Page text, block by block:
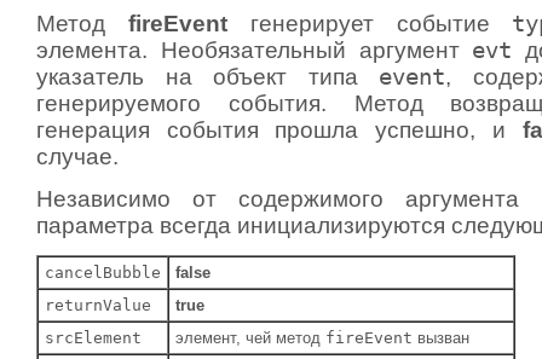
Метод fireEventгенерирует событие
элемента. Необязательный аргумент evt
указатель на объект типа event,
генерируемого события. Метод
генерация события прошла успешно, и
случае.
Независимо от содержимого аргумента
параметра всегда инициализируются
cancelBubble
false
returnValue
true
srcElement
элемент, чей метод fireEvent вызван